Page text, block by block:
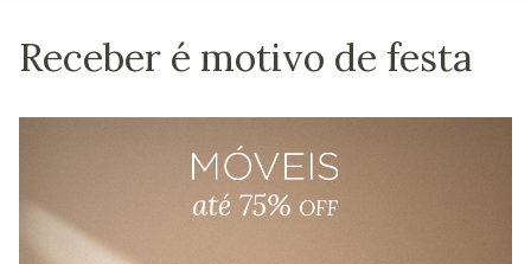
Receber é motivo de festa